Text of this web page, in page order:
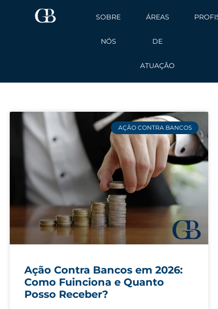
SOBRE
NÓS
ÁREAS
DE
ATUAÇÃO
AÇÃO CONTRA BANCOS
Ação Contra Bancos em 2026:
Como Fuinciona e Quanto
Posso Receber?